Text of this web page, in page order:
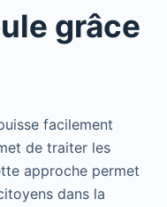
grâce
facilement
de traiter les
approche permet
dans la